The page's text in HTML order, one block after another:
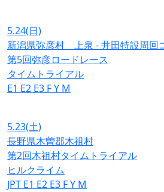
5.24(日)
新潟県弥彦村 上泉 - 井田特設周回
第5回弥彦ロードレース
タイムトライアル
E1 E2 E3 FY M
5.23(土)
長野県木曽郡木祖村
第2回木祖村タイムトライアル
ヒルクライム
JPT E1 E2 E3 FY M